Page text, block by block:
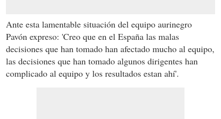
Ante esta lamentable situación del equipo aurinegro
Pavón expreso: 'Creo que en el España las malas
decisiones que han tomado han afectado mucho al equipo,
las decisiones que han tomado algunos dirigentes han
complicado al equipo y los resultados estan ahí'.